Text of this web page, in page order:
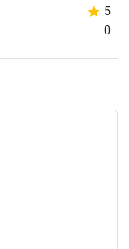
5
0